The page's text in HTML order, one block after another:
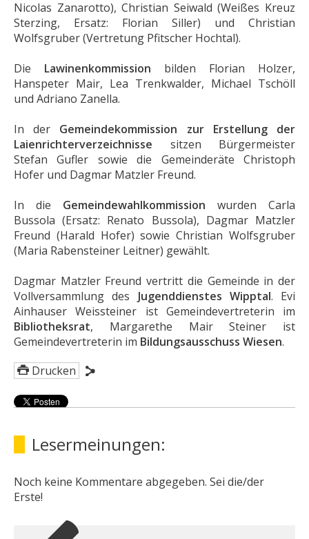
Nicolas Zanarotto), Christian Seiwald (Weißes Kreuz
Sterzing, Ersatz: Florian Siller) und Christian
Wolfsgruber (Vertretung Pfitscher Hochtal).
Die Lawinenkommission bilden Florian Holzer,
Hanspeter Mair, Lea Trenkwalder, Michael Tschöll
und Adriano Zanella.
In der Gemeindekommission zur Erstellung der
Laienrichterverzeichnisse sitzen Bürgermeister
Stefan Gufler sowie die Gemeinderäte Christoph
Hofer und Dagmar Matzler Freund.
In die Gemeindewahlkommission wurden Carla
Bussola (Ersatz: Renato Bussola), Dagmar Matzler
Freund (Harald Hofer) sowie Christian Wolfsgruber
(Maria Rabensteiner Leitner) gewählt.
Dagmar Matzler Freund vertritt die Gemeinde in der
Vollversammlung des Jugenddienstes Wipptal. Evi
Ainhauser Weissteiner ist Gemeindevertreterin im
Bibliotheksrat, Margarethe Mair Steiner ist
Gemeindevertreterin im Bildungsausschuss Wiesen.
Drucken
Lesermeinungen:
Noch keine Kommentare abgegeben. Sei die/der
Erste!